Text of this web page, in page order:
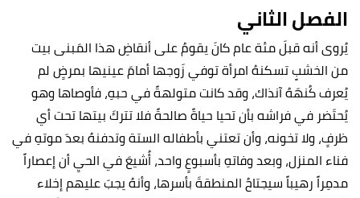
الفصل الثاني
يُروى أنه قبلَ مئة عام كانَ يقومُ على أنقاضِ هذا المَبنى بيت
من الخشبِِ تسكنهُ امرأة توفي زَوجها أمامَ عينيها بمرضٍ لم
يُعرف كُنهَهُ آنذاك، وقد كانت متولهةً في حبهِ، فأوصاها وهو
يُحتَضر في فراشه بأن تحيا حياةً صالحةً فلا تتركَ بيتها تحت أي
ظرفٍ، ولا تخونه، وأن تعتني بأطفاله الستة وتدفنهُ بعدَ موتهِ في
فناء المنزل، وبعد وفاتهِ بأسبوعٍ واحد، أُشيعَ في الحيِ أن إعصاراً
مدمِراً رهيباً سيجتاحُ المنطقةَ بأسرها، وأنهُ يجبَ عليهم إخلاء